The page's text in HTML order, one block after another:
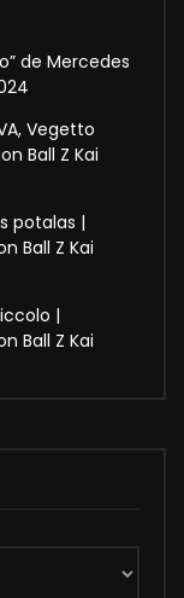
de Mercedes
Vegetto
Ball Z Kai
potalas |
Ball Z Kai
|
Ball Z Kai